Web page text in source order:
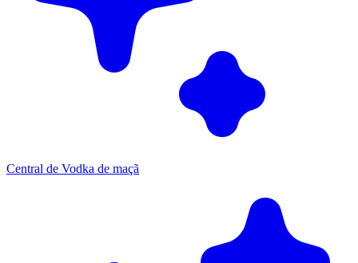
Central de Vodka de maçã